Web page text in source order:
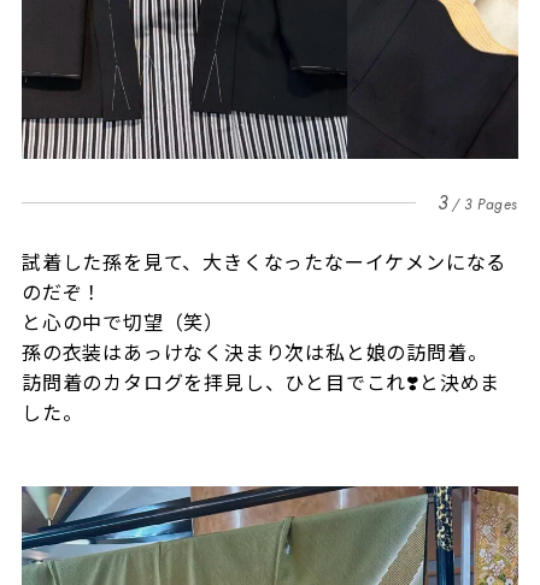
3 3 Pages
試着した孫を見て、大きくなったなーイケメンになる
のだぞ！
と心の中で切望（笑）
孫の衣装はあっけなく決まり次は私と娘の訪問着。
訪問着のカタログを拝見し、ひと目でこれ❣️と決めま
した。